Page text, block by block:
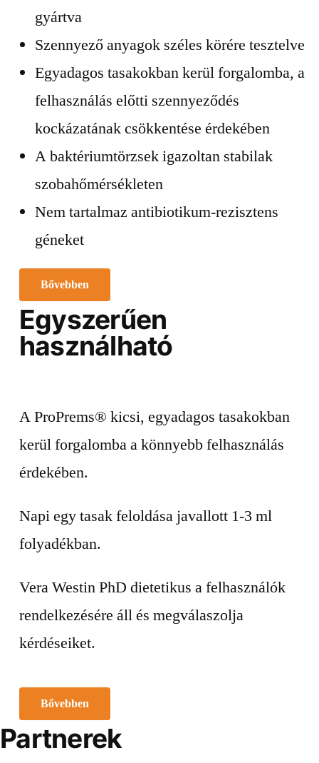
gyártva
Szennyező anyagok széles körére tesztelve
Egyadagos tasakokban kerül forgalomba, a
felhasználás előtti szennyeződés
kockázatának csökkentése érdekében
A baktériumtörzsek igazoltan stabilak
szobahőmérsékleten
Nem tartalmaz antibiotikum-rezisztens
géneket
Bővebben
Egyszerűen
használható
A ProPrems® kicsi, egyadagos tasakokban
kerül forgalomba a könnyebb felhasználás
érdekében.
Napi egy tasak feloldása javallott 1-3 ml
folyadékban.
Vera Westin PhD dietetikus a felhasználók
rendelkezésére áll és megválaszolja
kérdéseiket.
Bővebben
Partnerek